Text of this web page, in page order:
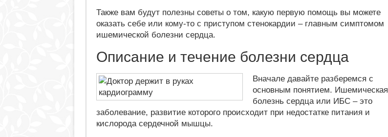
Также вам будут полезны советы о том, какую первую помощь вы можете
оказать себе или кому-то с приступом стенокардии – главным симптомом
ишемической болезни сердца.
Описание и течение болезни сердца
Вначале давайте разберемся с
основным понятием. Ишемическая
болезнь сердца или ИБС – это
заболевание, развитие которого происходит при недостатке питания и
кислорода сердечной мышцы.